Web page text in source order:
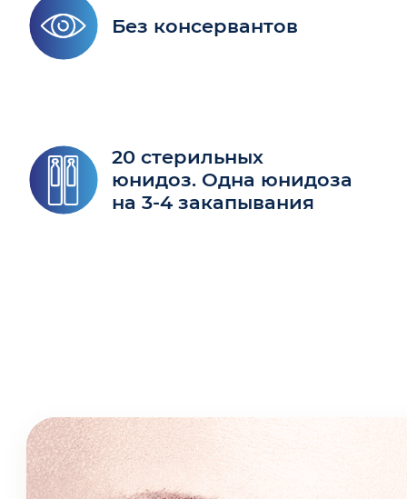
Без консервантов
20 стерильных
юнидоз. Одна юнидоза
на 3-4 закапывания